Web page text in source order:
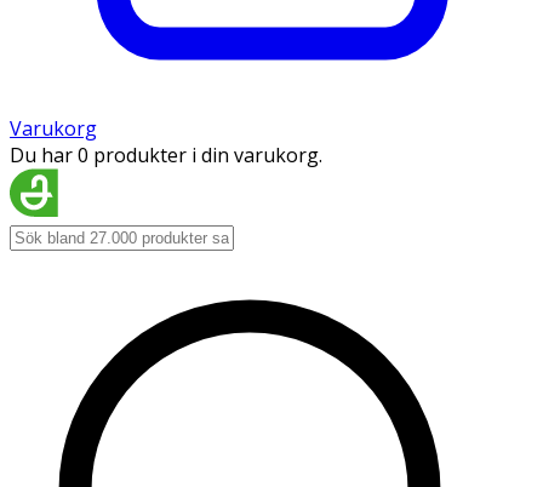
Varukorg
Du har 0 produkter i din varukorg.